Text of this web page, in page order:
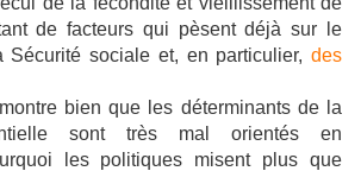
de facteurs qui pèsent déjà sur le
Sécurité sociale et, en particulier, des
bien que les déterminants de la
sont très mal orientés en
les politiques misent plus que